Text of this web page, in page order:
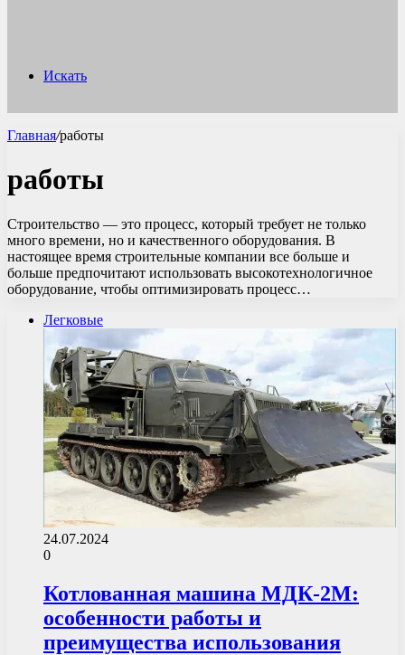
Искать
Главная/работы
работы
Строительство — это процесс, который требует не только
много времени, но и качественного оборудования. В
настоящее время строительные компании все больше и
больше предпочитают использовать высокотехнологичное
оборудование, чтобы оптимизировать процесс…
Легковые
24.07.2024
0
Котлованная машина МДК-2М:
особенности работы и
преимущества использования